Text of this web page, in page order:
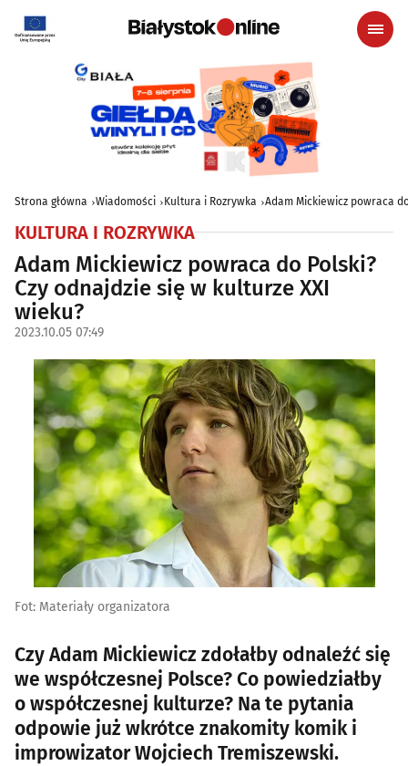
Strona główna Wiadomości Kultura i Rozrywka Adam Mickiewicz powraca
KULTURA I ROZRYWKA
Adam Mickiewicz powraca do Polski?
Czy odnajdzie się w kulturze XXI
wieku?
2023.10.05 07:49
Fot: Materiały organizatora
Czy Adam Mickiewicz zdołałby odnaleźć się
we współczesnej Polsce? Co powiedziałby
o współczesnej kulturze? Na te pytania
odpowie już wkrótce znakomity komik i
improwizator Wojciech Tremiszewski.